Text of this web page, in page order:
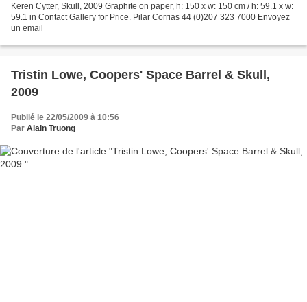
Keren Cytter, Skull, 2009 Graphite on paper, h: 150 x w: 150 cm / h: 59.1 x w:
59.1 in Contact Gallery for Price. Pilar Corrias 44 (0)207 323 7000 Envoyez
un email
Tristin Lowe, Coopers' Space Barrel & Skull,
2009
Publié le 22/05/2009 à 10:56
Par Alain Truong